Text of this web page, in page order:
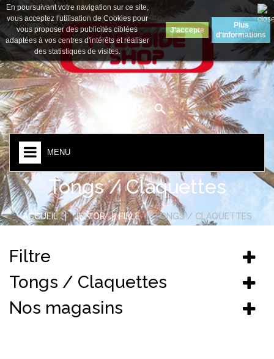
Devise : Euro
MENU
En poursuivant votre navigation sur ce site,
vous acceptez l'utilisation de Cookies pour
vous proposer des publicités ciblées
adaptées à vos centres d'intérêts et réaliser
des statistiques de visites.
J'accepte
Plus
d'informations
Tongs / Claquettes
ACCUEIL JUNIOR FILLE TONGS / CLAQUETTES
Filtre
Tongs / Claquettes
Nos magasins